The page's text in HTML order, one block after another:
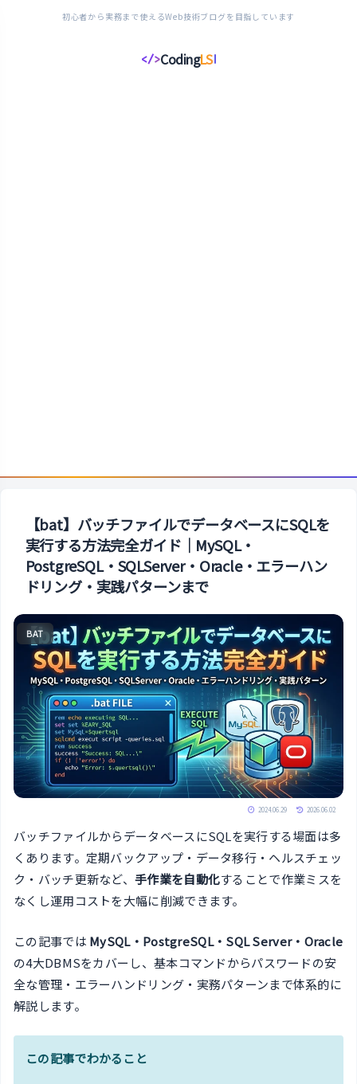
初心者から実務まで使えるWeb技術ブログを目指しています
</>CodingLS
コ
【bat】バッチファイルでデータベースにSQLを
実行する方法完全ガイド｜MySQL・
PostgreSQL・SQLServer・Oracle・エラーハン
ドリング・実践パターンまで
BAT
2024.06.29 2026.06.02
バッチファイルからデータベースにSQLを実行する場面は多
くあります。定期バックアップ・データ移行・ヘルスチェッ
ク・バッチ更新など、 手作業を自動化することで作業ミスを
なくし運用コストを大幅に削減できます。
この記事では MySQL・PostgreSQL・SQL Server・Oracle
の4大DBMSをカバーし、基本コマンドからパスワードの安
全な管理・エラーハンドリング・実務パターンまで体系的に
解説します。
この記事でわかること